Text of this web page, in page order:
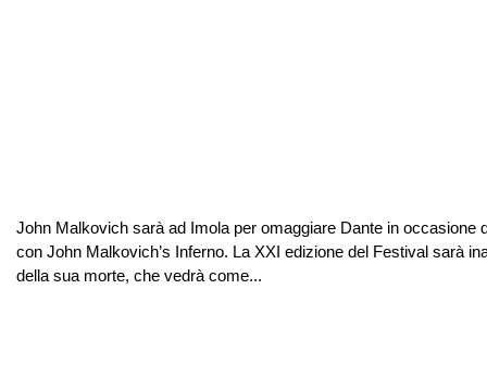
John Malkovich sarà ad Imola per omaggiare Dante in occasione
con John Malkovich’s Inferno. La XXI edizione del Festival sarà
della sua morte, che vedrà come...